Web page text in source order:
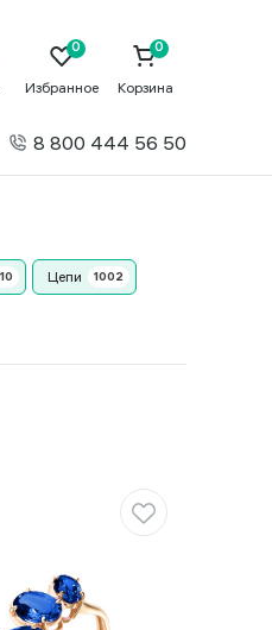
Избранное Корзина
8 800 444 56 50
Цепи